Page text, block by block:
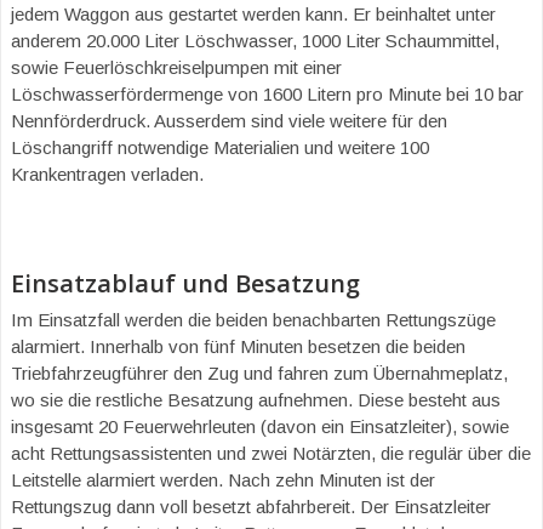
jedem Waggon aus gestartet werden kann. Er beinhaltet unter
anderem 20.000 Liter Löschwasser, 1000 Liter Schaummittel,
sowie Feuerlöschkreiselpumpen mit einer
Löschwasserfördermenge von 1600 Litern pro Minute bei 10 bar
Nennförderdruck. Ausserdem sind viele weitere für den
Löschangriff notwendige Materialien und weitere 100
Krankentragen verladen.
Einsatzablauf und Besatzung
Im Einsatzfall werden die beiden benachbarten Rettungszüge
alarmiert. Innerhalb von fünf Minuten besetzen die beiden
Triebfahrzeugführer den Zug und fahren zum Übernahmeplatz,
wo sie die restliche Besatzung aufnehmen. Diese besteht aus
insgesamt 20 Feuerwehrleuten (davon ein Einsatzleiter), sowie
acht Rettungsassistenten und zwei Notärzten, die regulär über die
Leitstelle alarmiert werden. Nach zehn Minuten ist der
Rettungszug dann voll besetzt abfahrbereit. Der Einsatzleiter